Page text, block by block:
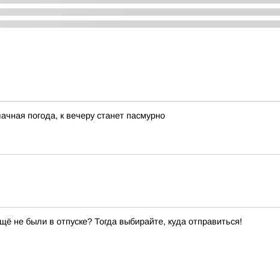
погода, к вечеру станет пасмурно
не были в отпуске? Тогда выбирайте, куда отправиться!